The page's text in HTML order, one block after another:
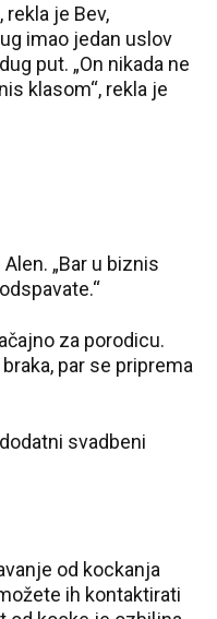
rekla je Bev,
imao jedan uslov
put. „On nikada ne
klasom“, rekla je
„Bar u biznis
za porodicu.
par se priprema
svadbeni
od kockanja
ih kontaktirati